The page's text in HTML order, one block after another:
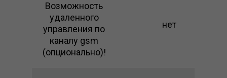
Возможность
удаленного
управления по
каналу gsm
(опционально)!
нет